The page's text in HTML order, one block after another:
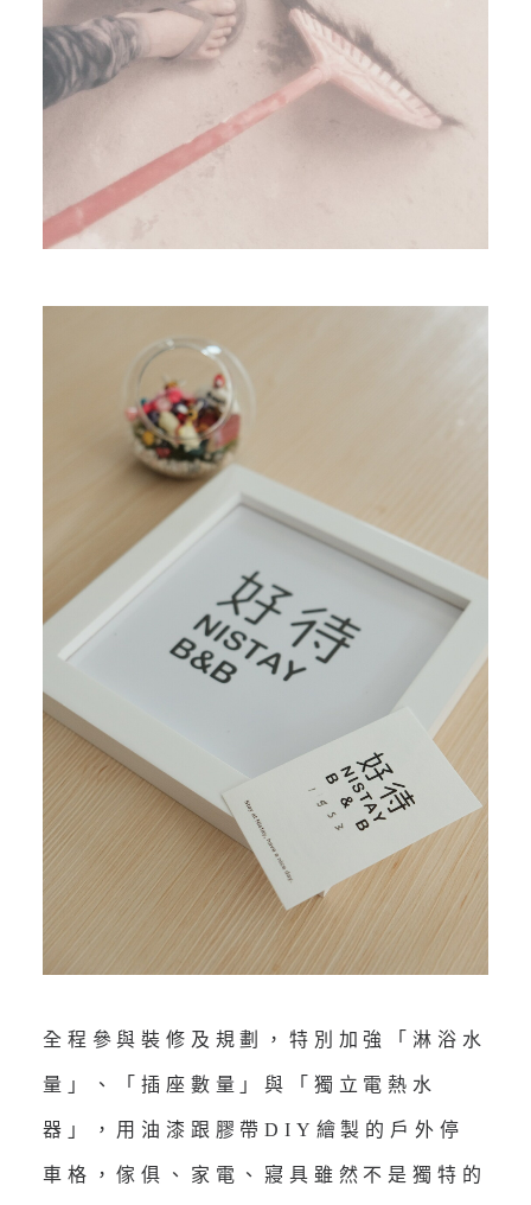
全程參與裝修及規劃，特別加強「淋浴水
量」、「插座數量」與「獨立電熱水
器」，用油漆跟膠帶DIY繪製的戶外停
車格，傢俱、家電、寢具雖然不是獨特的